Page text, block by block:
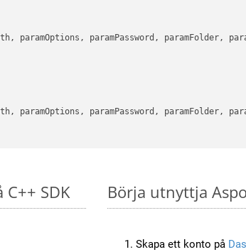
paramOptions, paramPassword, paramFolder,
paramOptions, paramPassword, paramFolder,
SDK Börja utnyttja
Skapa ett konto på